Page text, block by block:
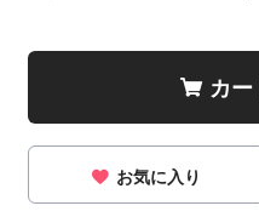
カ
お気に入り